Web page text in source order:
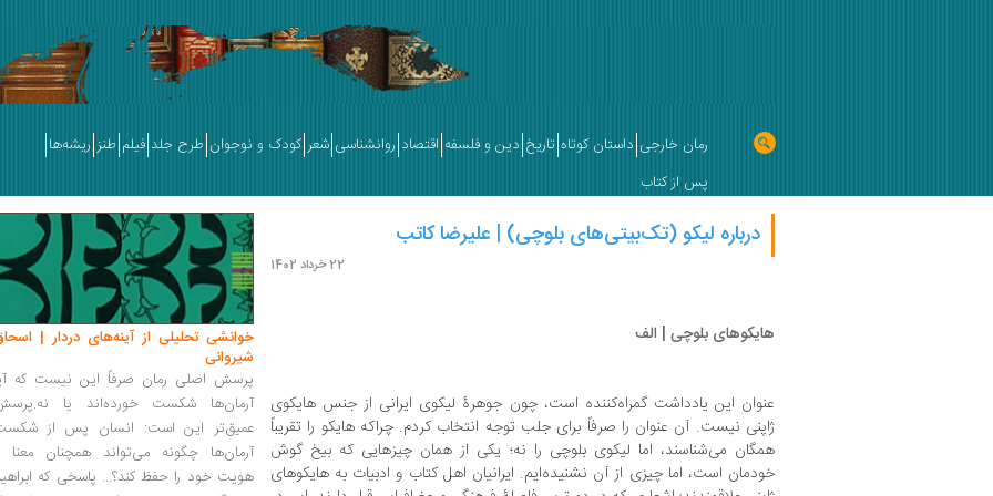
رمان خارجی داستان کوتاه تاریخ دین و فلسفه اقتصاد روانشناسی شعر کودک و نوجوان طرح جلد فیلم طنز ریشه‌ها
پس از کتاب
درباره لیکو (تک‌بیتی‌های بلوچی) | علیرضا کاتب
22 خرداد 1402
هایکوهای بلوچی | الف
عنوان این یادداشت گمراه‌کننده است، چون جوهرۀ لیکوی ایرانی از جنس هایکوی
ژاپنی نیست. آن عنوان را صرفاً برای جلب توجه انتخاب کردم. چراکه هایکو را تقریباً
همگان می‌شناسند، اما لیکوی بلوچی را نه؛ یکی از همان چیزهایی که بیخ گوش
خودمان است، اما چیزی از آن نشنیده‌ایم. ایرانیان اهل کتاب و ادبیات به هایکوهای
خوانشی تحلیلی از آینه‌های دردار |
شیروانی
پرسش اصلی رمان صرفاً این نیست که
آرمان‌ها شکست خورده‌اند یا
عمیق‌تر این است: انسان پس از
آرمان‌ها چگونه می‌تواند همچنان معنا
هویت خود را حفظ کند؟... پاسخی که